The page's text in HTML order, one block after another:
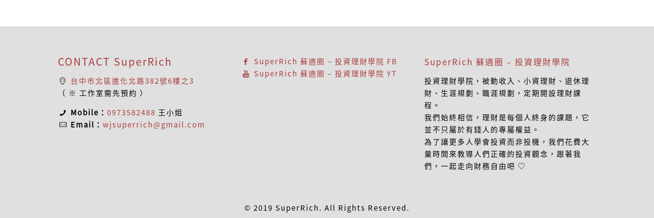
CONTACT SuperRich
台中市北區進化北路382號6樓之3
（ ※ 工作室需先預約 ）
Mobile： 0973582488 王小姐
Email： wjsuperrich@gmail.com
SuperRich 蘇適圈 – 投資理財學院 FB
SuperRich 蘇適圈 – 投資理財學院 YT
SuperRich 蘇適圈 – 投資理財學院
投資理財學院，被動收入、小資理財、退休理
財、生涯規劃、職涯規劃，定期開設理財課
程。
我們始終相信，理財是每個人終身的課題，它
並不只屬於有錢人的專屬權益。
為了讓更多人學會投資而非投機，我們花費大
量時間來教導人們正確的投資觀念，跟著我
們，一起走向財務自由吧 ♡
© 2019 SuperRich. All Rights Reserved.